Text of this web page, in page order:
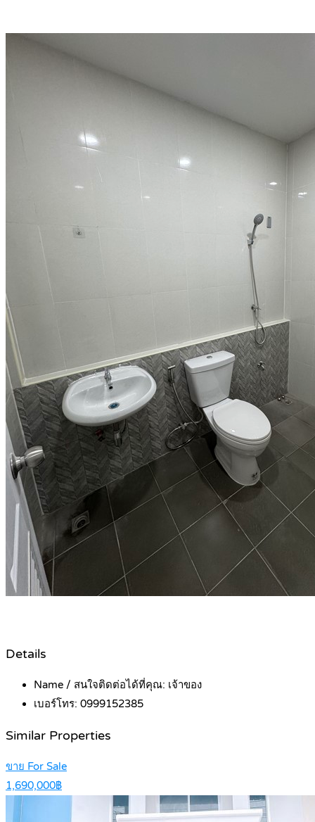
Details
Name / สนใจติดต่อได้ที่คุณ: เจ้าของ
เบอร์โทร: 0999152385
Similar Properties
ขาย For Sale
1,690,000฿